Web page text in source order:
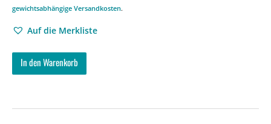
gewichtsabhängige Versandkosten.
Auf die Merkliste
In den Warenkorb